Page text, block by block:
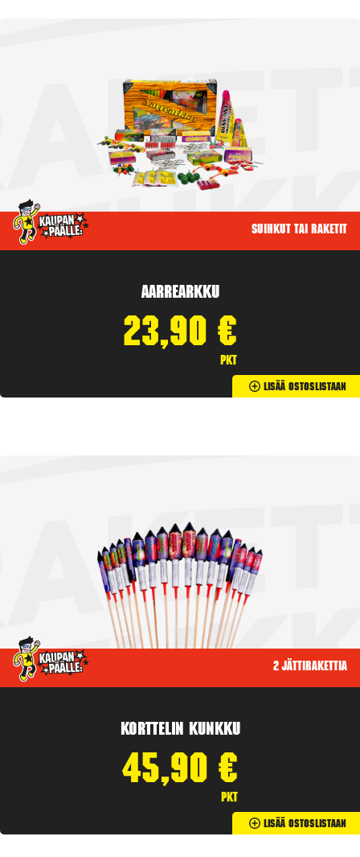
Suihkut tai raketit
Aarrearkku
23,90 €
pkt
Lisää Ostoslistaan
2 jättirakettia
Korttelin kunkku
45,90 €
pkt
Lisää Ostoslistaan